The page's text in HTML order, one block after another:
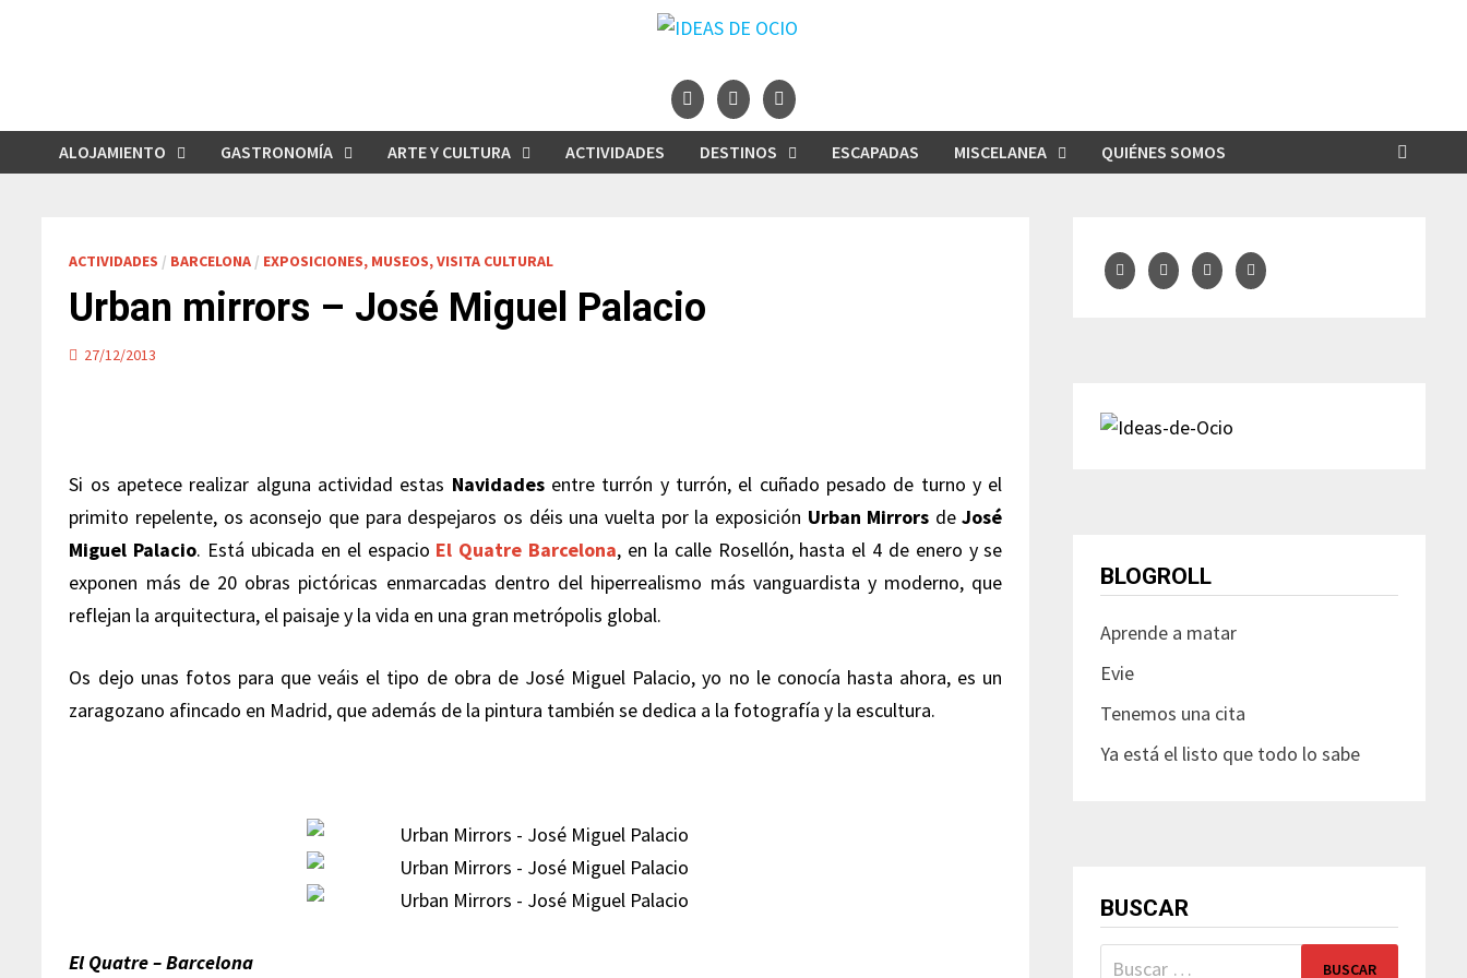
ALOJAMIENTO GASTRONOMÍA ARTE Y CULTURA ACTIVIDADES DESTINOS ESCAPADAS MISCELANEA QUIÉNES SOMOS
ACTIVIDADES / BARCELONA / EXPOSICIONES, MUSEOS, VISITA CULTURAL
Urban mirrors – José Miguel Palacio
27/12/2013
Si os apetece realizar alguna actividad estas Navidadesentre turrón y turrón, el cuñado pesado de turno y el
primito repelente, os aconsejo que para despejaros os déis una vuelta por la exposición Urban Mirrors deJosé
Miguel Palacio. Está ubicada en el espacio El Quatre Barcelona, en la calle Rosellón, hasta el 4 de enero y se
exponen más de 20 obras pictóricas enmarcadas dentro del hiperrealismo más vanguardista y moderno, que
reflejan la arquitectura, el paisaje y la vida en una gran metrópolis global.
Os dejo unas fotos para que veáis el tipo de obra de José Miguel Palacio, yo no le conocía hasta ahora, es un
zaragozano afincado en Madrid, que además de la pintura también se dedica a la fotografía y la escultura.
El Quatre – Barcelona
BLOGROLL
Aprende a matar
Evie
Tenemos una cita
Ya está el listo que todo lo sabe
BUSCAR
Buscar: